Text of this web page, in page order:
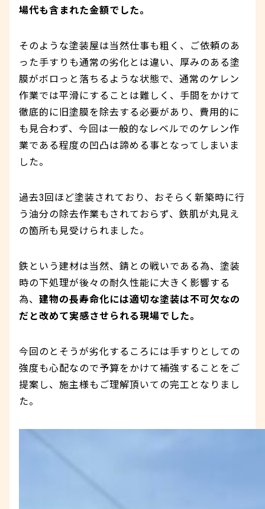
場代も含まれた金額でした。
そのような塗装屋は当然仕事も粗く、ご依頼のあ
った手すりも通常の劣化とは違い、厚みのある塗
膜がボロっと落ちるような状態で、通常のケレン
作業では平滑にすることは難しく、手間をかけて
徹底的に旧塗膜を除去する必要があり、費用的に
も見合わず、今回は一般的なレベルでのケレン作
業である程度の凹凸は諦める事となってしまいま
した。
過去3回ほど塗装されており、おそらく新築時に行
う油分の除去作業もされておらず、鉄肌が丸見え
の箇所も見受けられました。
鉄という建材は当然、錆との戦いである為、塗装
時の下処理が後々の耐久性能に大きく影響する
為、 建物の長寿命化には適切な塗装は不可欠なの
だと改めて実感させられる現場でした。
今回のとそうが劣化するころには手すりとしての
強度も心配なので予算をかけて補強することをご
提案し、施主様もご理解頂いての完工となりまし
た。